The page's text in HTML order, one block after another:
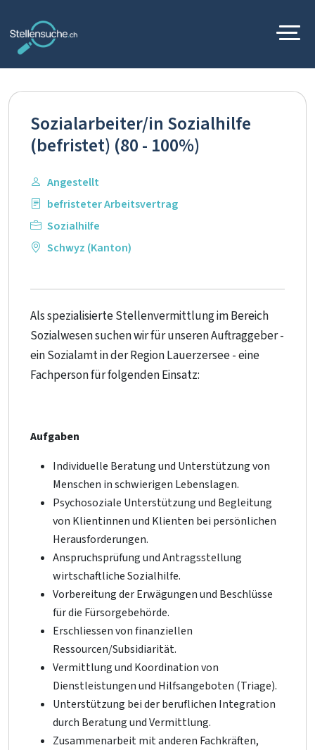
Sozialarbeiter/in Sozialhilfe
(befristet) (80 - 100%)
Angestellt
befristeter Arbeitsvertrag
Sozialhilfe
Schwyz (Kanton)
Als spezialisierte Stellenvermittlung im Bereich
Sozialwesen suchen wir für unseren Auftraggeber -
ein Sozialamt in der Region Lauerzersee - eine
Fachperson für folgenden Einsatz:
Aufgaben
Individuelle Beratung und Unterstützung von
Menschen in schwierigen Lebenslagen.
Psychosoziale Unterstützung und Begleitung
von Klientinnen und Klienten bei persönlichen
Herausforderungen.
Anspruchsprüfung und Antragsstellung
wirtschaftliche Sozialhilfe.
Vorbereitung der Erwägungen und Beschlüsse
für die Fürsorgebehörde.
Erschliessen von finanziellen
Ressourcen/Subsidiarität.
Vermittlung und Koordination von
Dienstleistungen und Hilfsangeboten (Triage).
Unterstützung bei der beruflichen Integration
durch Beratung und Vermittlung.
Zusammenarbeit mit anderen Fachkräften,